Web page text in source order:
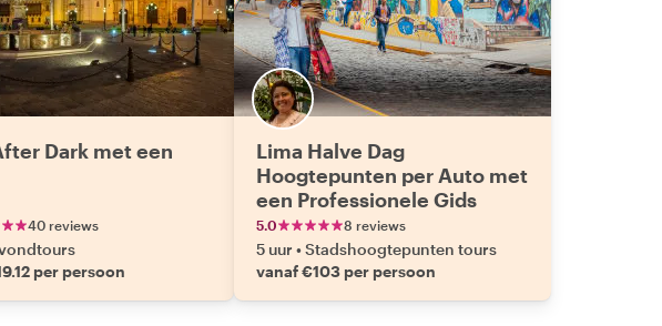
Dark met een
40 reviews
per persoon
Lima Halve Dag
Hoogtepunten per Auto met
een Professionele Gids
5.0 8 reviews
5 uur •Stadshoogtepunten tours
vanaf €103 per persoon